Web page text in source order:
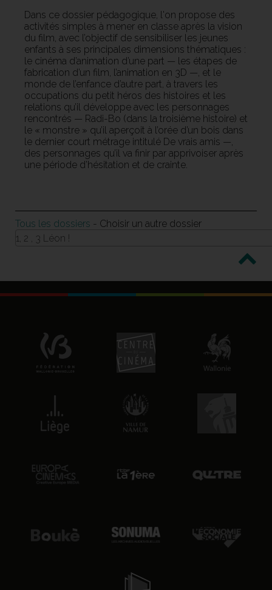
Dans ce dossier pédagogique, l'on propose des
activités simples à mener en classe après la vision
du film, avec l’objectif de sensibiliser les jeunes
enfants à ses principales dimensions thématiques :
le cinéma d’animation d’une part — les étapes de
fabrication d’un film, l’animation en 3D —, et le
monde de l’enfance d’autre part, à travers les
occupations du petit héros des histoires et les
relations qu’il développe avec les personnages
rencontrés — Radi-Bo (dans la troisième histoire) et
le « monstre » qu’il aperçoit à l’orée d’un bois dans
le dernier court métrage intitulé De vrais amis —,
des personnages qu’il va finir par apprivoiser après
une période d’hésitation et de crainte.
Tous les dossiers - Choisir un autre dossier
1, 2 , 3 Léon !